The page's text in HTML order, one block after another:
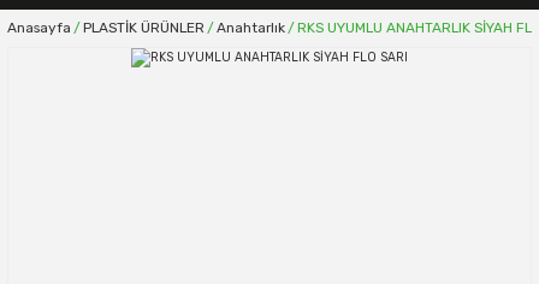
Anasayfa PLASTİK ÜRÜNLER Anahtarlık RKS UYUMLU ANAHTARLIK SİYAH